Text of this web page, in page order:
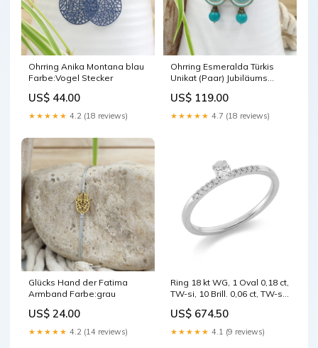
Ohrring Anika Montana blau
Farbe:Vogel Stecker
US$ 44.00
★★★★★ 4.2 (18 reviews)
Ohrring Esmeralda Türkis
Unikat (Paar) Jubiläums
US$ 119.00
★★★★★ 4.7 (18 reviews)
Glücks Hand der Fatima
Armband Farbe:grau
US$ 24.00
★★★★★ 4.2 (14 reviews)
Ring 18 kt WG, 1 Oval 0,18 ct,
TW-si, 10 Brill. 0,06 ct, TW-si
US$ 674.50
★★★★★ 4.1 (9 reviews)